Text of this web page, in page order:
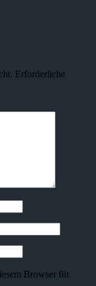
Erforderliche
Browser für